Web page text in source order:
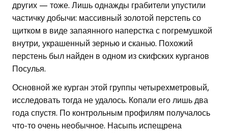
других — тоже. Лишь однажды грабители упустили
частичку добычи: массивный золотой перстепь со
щитком в виде запаянного наперстка с погремушкой
внутри, украшенный зернью и сканью. Похожий
перстень был найден в одном из скифских курганов
Посулья.
Основной же курган этой группы четырехметровый,
исследовать тогда не удалось. Копали его лишь два
года спустя. По контрольным профилям получалось
что-то очень необычное. Насыпь испещрена